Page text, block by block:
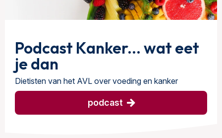
Podcast Kanker... wat eet
je dan
Dietisten van het AVL over voeding en kanker
podcast